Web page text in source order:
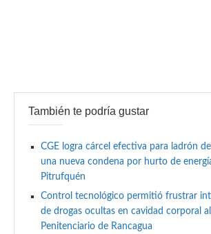
También te podría gustar
CGE logra cárcel efectiva para ladrón
una nueva condena por hurto de
Pitrufquén
Control tecnológico permitió frustrar
de drogas ocultas en cavidad corporal
Penitenciario de Rancagua